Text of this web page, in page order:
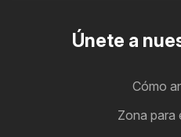
Únete a
Cómo
Zona para